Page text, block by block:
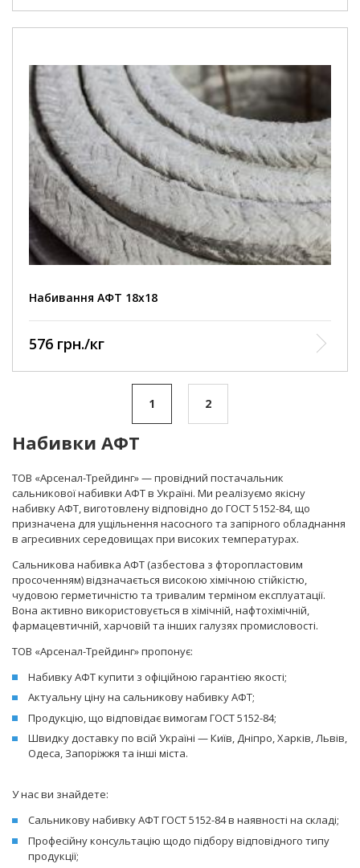
Набивання АФТ 18х18
576 грн./кг
1 2
Набивки АФТ
ТОВ «Арсенал-Трейдинг» — провідний постачальник
сальникової набивки АФТ в Україні. Ми реалізуємо якісну
набивку АФТ, виготовлену відповідно до ГОСТ 5152-84, що
призначена для ущільнення насосного та запірного обладнання
в агресивних середовищах при високих температурах.
Сальникова набивка АФТ (азбестова з фторопластовим
просоченням) відзначається високою хімічною стійкістю,
чудовою герметичністю та тривалим терміном експлуатації.
Вона активно використовується в хімічній, нафтохімічній,
фармацевтичній, харчовій та інших галузях промисловості.
ТОВ «Арсенал-Трейдинг» пропонує:
Набивку АФТ купити з офіційною гарантією якості;
Актуальну ціну на сальникову набивку АФТ;
Продукцію, що відповідає вимогам ГОСТ 5152-84;
Швидку доставку по всій Україні — Київ, Дніпро, Харків, Львів,
Одеса, Запоріжжя та інші міста.
У нас ви знайдете:
Сальникову набивку АФТ ГОСТ 5152-84 в наявності на складі;
Професійну консультацію щодо підбору відповідного типу
продукції;